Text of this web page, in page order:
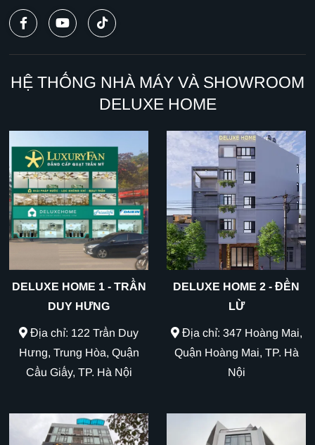
HỆ THỐNG NHÀ MÁY VÀ SHOWROOM
DELUXE HOME
DELUXE HOME 1 - TRẦN
DUY HƯNG
Địa chỉ: 122 Trần Duy
Hưng, Trung Hòa, Quận
Cầu Giấy, TP. Hà Nội
DELUXE HOME 2 - ĐỀN
LỪ
Địa chỉ: 347 Hoàng Mai,
Quận Hoàng Mai, TP. Hà
Nội